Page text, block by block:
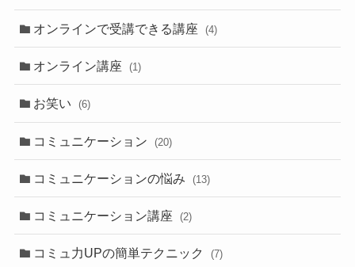
オンラインで受講できる講座 (4)
オンライン講座 (1)
お笑い (6)
コミュニケーション (20)
コミュニケーションの悩み (13)
コミュニケーション講座 (2)
コミュ力UPの簡単テクニック (7)